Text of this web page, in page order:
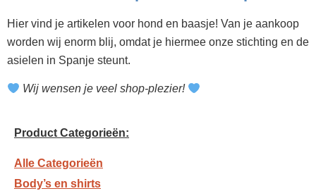
Hier vind je artikelen voor hond en baasje! Van je aankoop
worden wij enorm blij, omdat je hiermee onze stichting en de
asielen in Spanje steunt.
Wij wensen je veel shop-plezier!
Product Categorieën:
Alle Categorieën
Body’s en shirts